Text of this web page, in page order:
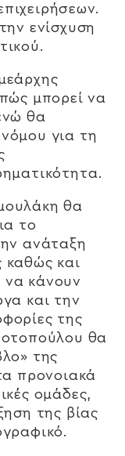
ενίσχυση
μπορεί να
θα
για τη
θα
το
ανάταξη
καθώς και
κάνουν
και την
της
θα
της
προνοιακά
ομάδες,
της βίας